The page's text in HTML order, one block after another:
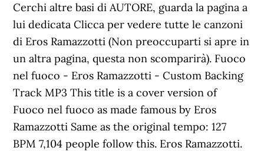
Cerchi altre basi di AUTORE, guarda la pagina a
lui dedicata Clicca per vedere tutte le canzoni
di Eros Ramazzotti (Non preoccuparti si apre in
un altra pagina, questa non scomparirà). Fuoco
nel fuoco - Eros Ramazzotti - Custom Backing
Track MP3 This title is a cover version of
Fuoco nel fuoco as made famous by Eros
Ramazzotti Same as the original tempo: 127
BPM 7,104 people follow this. Eros Ramazzotti.